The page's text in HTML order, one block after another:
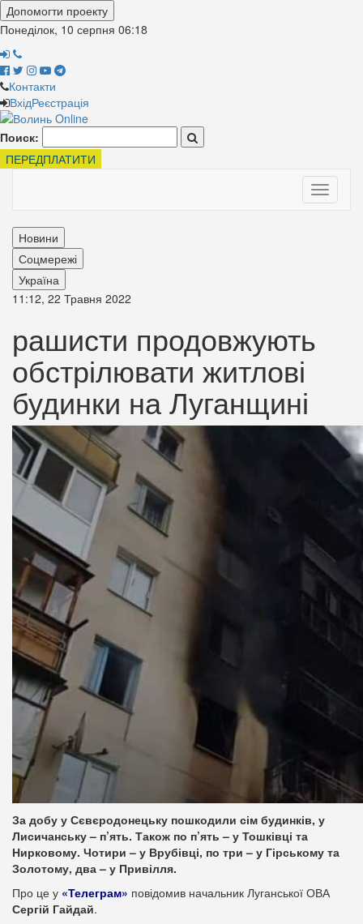
Допомогти проекту
Понеділок, 10 серпня 06:18
Контакти
ВхідРеєстрація
Поиск:
ПЕРЕДПЛАТИТИ
Toggle
Новини
Соцмережі
Україна
11:12, 22 Травня 2022
рашисти продовжують
обстрілювати житлові
будинки на Луганщині
За добу у Сєвєродонецьку пошкодили сім будинків, у
Лисичанську – п’ять. Також по п’ять – у Тошківці та
Нирковому. Чотири – у Врубівці, по три – у Гірському та
Золотому, два – у Привілля.
Про це у «Телеграм» повідомив начальник Луганської ОВА
Сергій Гайдай.